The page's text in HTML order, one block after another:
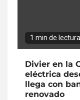
1 min de lectura
Divier en la
eléctrica
llega con
renovado